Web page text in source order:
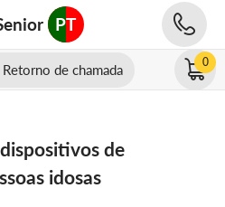
PT
Retorno de chamada 0
de
idosas